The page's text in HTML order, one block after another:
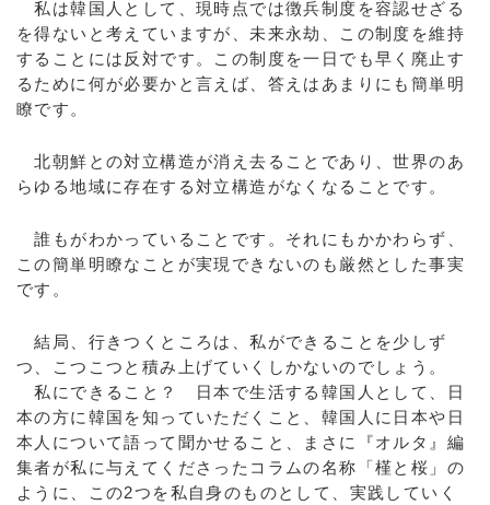
私は韓国人として、現時点では徴兵制度を容認せざる
を得ないと考えていますが、未来永劫、この制度を維持
することには反対です。この制度を一日でも早く廃止す
るために何が必要かと言えば、答えはあまりにも簡単明
瞭です。
北朝鮮との対立構造が消え去ることであり、世界のあ
らゆる地域に存在する対立構造がなくなることです。
誰もがわかっていることです。それにもかかわらず、
この簡単明瞭なことが実現できないのも厳然とした事実
です。
結局、行きつくところは、私ができることを少しず
つ、こつこつと積み上げていくしかないのでしょう。
私にできること？ 日本で生活する韓国人として、日
本の方に韓国を知っていただくこと、韓国人に日本や日
本人について語って聞かせること、まさに『オルタ』編
集者が私に与えてくださったコラムの名称「槿と桜」の
ように、この2つを私自身のものとして、実践していく